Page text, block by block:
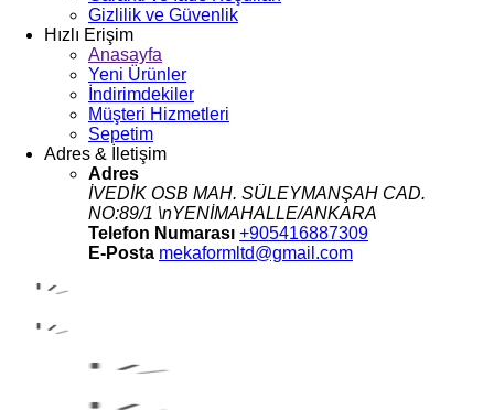
Gizlilik ve Güvenlik
Hızlı Erişim
Anasayfa
Yeni Ürünler
İndirimdekiler
Müşteri Hizmetleri
Sepetim
Adres & İletişim
Adres
İVEDİK OSB MAH. SÜLEYMANŞAH CAD.
NO:89/1 \nYENİMAHALLE/ANKARA
Telefon Numarası +905416887309
E-Posta mekaformltd@gmail.com